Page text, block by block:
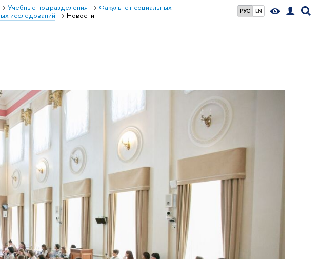
РУС EN
Учебные подразделения
Факультет социальных
исследований Новости